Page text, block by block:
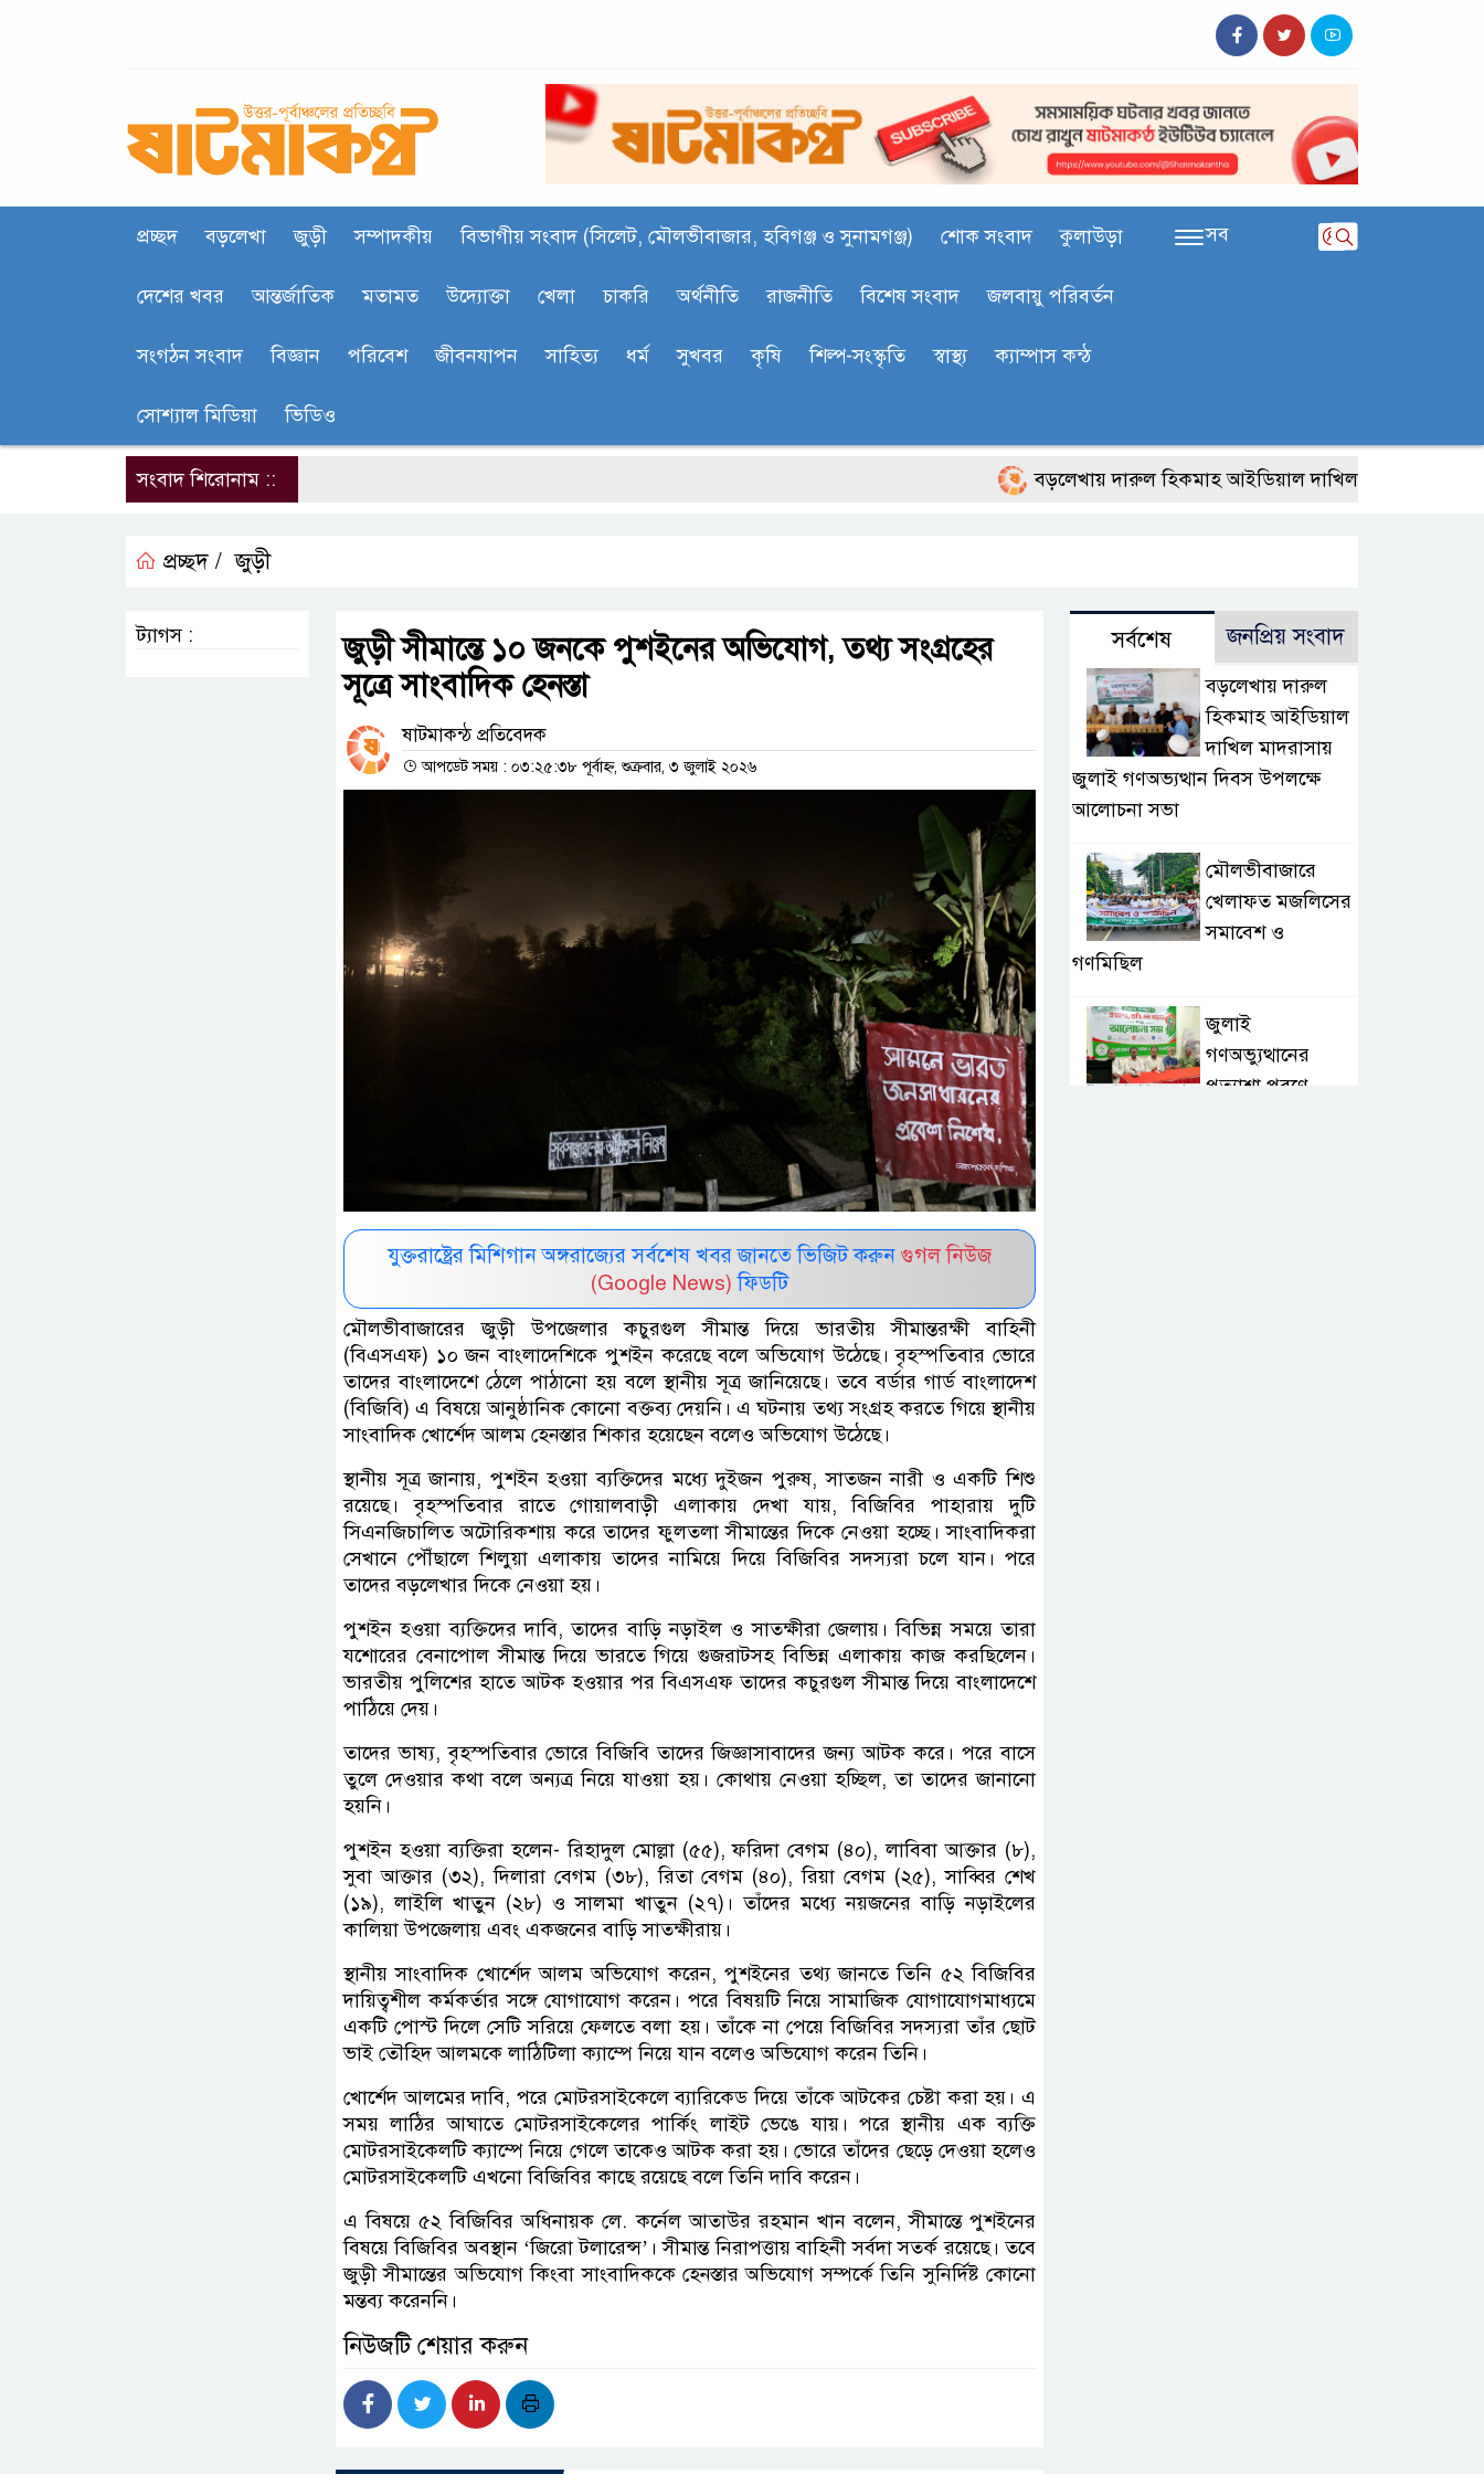
প্রচ্ছদ বড়লেখা জুড়ী সম্পাদকীয় বিভাগীয় সংবাদ (সিলেট, মৌলভীবাজার, হবিগঞ্জ ও সুনামগঞ্জ) শোক সংবাদ কুলাউড়া
দেশের খবর আন্তর্জাতিক মতামত উদ্যোক্তা খেলা চাকরি অর্থনীতি রাজনীতি বিশেষ সংবাদ জলবায়ু পরিবর্তন
সংগঠন সংবাদ বিজ্ঞান পরিবেশ জীবনযাপন সাহিত‍্য ধর্ম সুখবর কৃষি শিল্প-সংস্কৃতি স্বাস্থ্য ক‍্যাম্পাস কন্ঠ
সোশ্যাল মিডিয়া ভিডিও
সব
সংবাদ শিরোনাম :: বড়লেখায় দারুল হিকমাহ আইডিয়াল দাখিল মাদরাসায় জুলাই
প্রচ্ছদ / জুড়ী
জুড়ী সীমান্তে ১০ জনকে পুশইনের অভিযোগ, তথ্য সংগ্রহের
সূত্রে সাংবাদিক হেনস্তা
ষাটমাকন্ঠ প্রতিবেদক
আপডেট সময় : ০৩:২৫:৩৮ পূর্বাহ্ন, শুক্রবার, ৩ জুলাই ২০২৬
যুক্তরাষ্ট্রের মিশিগান অঙ্গরাজ্যের সর্বশেষ খবর জানতে ভিজিট করুন গুগল নিউজ
(Google News) ফিডটি
মৌলভীবাজারের জুড়ী উপজেলার কচুরগুল সীমান্ত দিয়ে ভারতীয় সীমান্তরক্ষী বাহিনী
(বিএসএফ) ১০ জন বাংলাদেশিকে পুশইন করেছে বলে অভিযোগ উঠেছে। বৃহস্পতিবার ভোরে
তাদের বাংলাদেশে ঠেলে পাঠানো হয় বলে স্থানীয় সূত্র জানিয়েছে। তবে বর্ডার গার্ড বাংলাদেশ
(বিজিবি) এ বিষয়ে আনুষ্ঠানিক কোনো বক্তব্য দেয়নি। এ ঘটনায় তথ্য সংগ্রহ করতে গিয়ে স্থানীয়
সাংবাদিক খোর্শেদ আলম হেনস্তার শিকার হয়েছেন বলেও অভিযোগ উঠেছে।
স্থানীয় সূত্র জানায়, পুশইন হওয়া ব্যক্তিদের মধ্যে দুইজন পুরুষ, সাতজন নারী ও একটি শিশু
রয়েছে। বৃহস্পতিবার রাতে গোয়ালবাড়ী এলাকায় দেখা যায়, বিজিবির পাহারায় দুটি
সিএনজিচালিত অটোরিকশায় করে তাদের ফুলতলা সীমান্তের দিকে নেওয়া হচ্ছে। সাংবাদিকরা
সেখানে পৌঁছালে শিলুয়া এলাকায় তাদের নামিয়ে দিয়ে বিজিবির সদস্যরা চলে যান। পরে
তাদের বড়লেখার দিকে নেওয়া হয়।
পুশইন হওয়া ব্যক্তিদের দাবি, তাদের বাড়ি নড়াইল ও সাতক্ষীরা জেলায়। বিভিন্ন সময়ে তারা
যশোরের বেনাপোল সীমান্ত দিয়ে ভারতে গিয়ে গুজরাটসহ বিভিন্ন এলাকায় কাজ করছিলেন।
ভারতীয় পুলিশের হাতে আটক হওয়ার পর বিএসএফ তাদের কচুরগুল সীমান্ত দিয়ে বাংলাদেশে
পাঠিয়ে দেয়।
তাদের ভাষ্য, বৃহস্পতিবার ভোরে বিজিবি তাদের জিজ্ঞাসাবাদের জন্য আটক করে। পরে বাসে
তুলে দেওয়ার কথা বলে অন্যত্র নিয়ে যাওয়া হয়। কোথায় নেওয়া হচ্ছিল, তা তাদের জানানো
হয়নি।
পুশইন হওয়া ব্যক্তিরা হলেন- রিহাদুল মোল্লা (৫৫), ফরিদা বেগম (৪০), লাবিবা আক্তার (৮),
সুবা আক্তার (৩২), দিলারা বেগম (৩৮), রিতা বেগম (৪০), রিয়া বেগম (২৫), সাব্বির শেখ
(১৯), লাইলি খাতুন (২৮) ও সালমা খাতুন (২৭)। তাঁদের মধ্যে নয়জনের বাড়ি নড়াইলের
কালিয়া উপজেলায় এবং একজনের বাড়ি সাতক্ষীরায়।
স্থানীয় সাংবাদিক খোর্শেদ আলম অভিযোগ করেন, পুশইনের তথ্য জানতে তিনি ৫২ বিজিবির
দায়িত্বশীল কর্মকর্তার সঙ্গে যোগাযোগ করেন। পরে বিষয়টি নিয়ে সামাজিক যোগাযোগমাধ্যমে
একটি পোস্ট দিলে সেটি সরিয়ে ফেলতে বলা হয়। তাঁকে না পেয়ে বিজিবির সদস্যরা তাঁর ছোট
ভাই তৌহিদ আলমকে লাঠিটিলা ক্যাম্পে নিয়ে যান বলেও অভিযোগ করেন তিনি।
খোর্শেদ আলমের দাবি, পরে মোটরসাইকেলে ব্যারিকেড দিয়ে তাঁকে আটকের চেষ্টা করা হয়। এ
সময় লাঠির আঘাতে মোটরসাইকেলের পার্কিং লাইট ভেঙে যায়। পরে স্থানীয় এক ব্যক্তি
মোটরসাইকেলটি ক্যাম্পে নিয়ে গেলে তাকেও আটক করা হয়। ভোরে তাঁদের ছেড়ে দেওয়া হলেও
মোটরসাইকেলটি এখনো বিজিবির কাছে রয়েছে বলে তিনি দাবি করেন।
এ বিষয়ে ৫২ বিজিবির অধিনায়ক লে. কর্নেল আতাউর রহমান খান বলেন, সীমান্তে পুশইনের
বিষয়ে বিজিবির অবস্থান ‘জিরো টলারেন্স’। সীমান্ত নিরাপত্তায় বাহিনী সর্বদা সতর্ক রয়েছে। তবে
জুড়ী সীমান্তের অভিযোগ কিংবা সাংবাদিককে হেনস্তার অভিযোগ সম্পর্কে তিনি সুনির্দিষ্ট কোনো
মন্তব্য করেননি।
নিউজটি শেয়ার করুন
ট্যাগস : সর্বশেষ জনপ্রিয় সংবাদ
বড়লেখায় দারুল
হিকমাহ আইডিয়াল
দাখিল মাদরাসায়
জুলাই গণঅভ্যত্থান দিবস উপলক্ষে
আলোচনা সভা
মৌলভীবাজারে
খেলাফত মজলিসের
সমাবেশ ও
গণমিছিল
জুলাই
গণঅভ্যুত্থানের
প্রত্যাশা পূরণে